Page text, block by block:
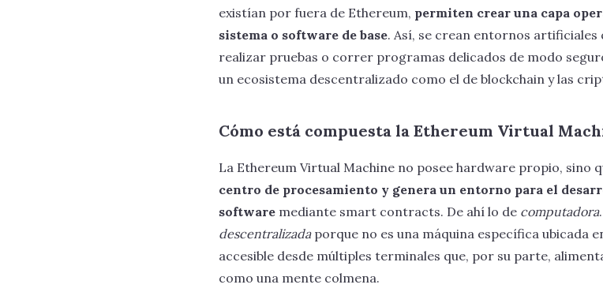
existían por fuera de Ethereum, permiten crear una capa
sistema o software de base. Así, se crean entornos artificiales
realizar pruebas o correr programas delicados de modo
un ecosistema descentralizado como el de blockchain y las
Cómo está compuesta la Ethereum Virtual
La Ethereum Virtual Machine no posee hardware propio, sino
centro de procesamiento y genera un entorno para el
software mediante smart contracts. De ahí lo de computadora
descentralizadaporque no es una máquina específica ubicada
accesible desde múltiples terminales que, por su parte,
como una mente colmena.